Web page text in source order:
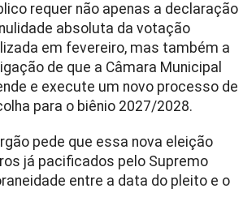
requer não apenas a declaração
absoluta da votação
em fevereiro, mas também a
de que a Câmara Municipal
e execute um novo processo de
para o biênio 2027/2028.
pede que essa nova eleição
já pacificados pelo Supremo
entre a data do pleito e o